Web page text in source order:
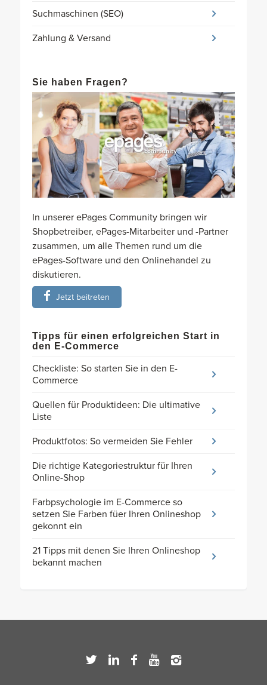
Suchmaschinen (SEO)
Zahlung & Versand
Sie haben Fragen?
In unserer ePages Community bringen wir
Shopbetreiber, ePages-Mitarbeiter und -Partner
zusammen, um alle Themen rund um die
ePages-Software und den Onlinehandel zu
diskutieren.
Jetzt beitreten
Tipps für einen erfolgreichen Start in
den E-Commerce
Checkliste: So starten Sie in den E-
Commerce
Quellen für Produktideen: Die ultimative
Liste
Produktfotos: So vermeiden Sie Fehler
Die richtige Kategoriestruktur für Ihren
Online-Shop
Farbpsychologie im E-Commerce so
setzen Sie Farben füer Ihren Onlineshop
gekonnt ein
21 Tipps mit denen Sie Ihren Onlineshop
bekannt machen